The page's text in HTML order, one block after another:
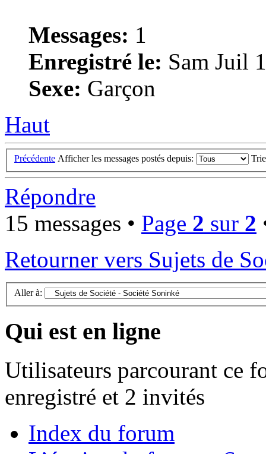
Messages: 1
Enregistré le: Sam Juil
Sexe: Garçon
Haut
Précédente Afficher les messages postés depuis:
Répondre
15 messages • Page 2 sur 2
Retourner vers Sujets de
Aller à:
Qui est en ligne
Utilisateurs parcourant ce
enregistré et 2 invités
Index du forum